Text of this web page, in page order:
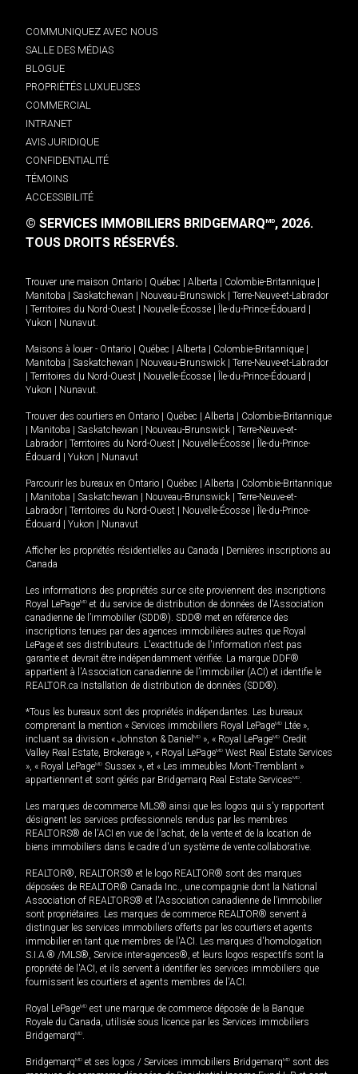
COMMUNIQUEZ AVEC NOUS
SALLE DES MÉDIAS
BLOGUE
PROPRIÉTÉS LUXUEUSES
COMMERCIAL
INTRANET
AVIS JURIDIQUE
CONFIDENTIALITÉ
TÉMOINS
ACCESSIBILITÉ
© SERVICES IMMOBILIERS BRIDGEMARQMD, 2026.
TOUS DROITS RÉSERVÉS.
Trouver une maison Ontario Québec Alberta Colombie-Britannique
Manitoba
Saskatchewan Nouveau-Brunswick
Terre-Neuve-et-Labrador
Territoires du Nord-Ouest Nouvelle-Écosse Île-du-Prince-Édouard
Yukon
Nunavut.
Maisons à louer - Ontario Québec Alberta Colombie-Britannique
Manitoba
Saskatchewan Nouveau-Brunswick
Terre-Neuve-et-Labrador
Territoires du Nord-Ouest Nouvelle-Écosse Île-du-Prince-Édouard
Yukon
Nunavut.
Trouver des courtiers en Ontario Québec Alberta
Colombie-Britannique
Manitoba Saskatchewan Nouveau-Brunswick
Terre-Neuve-et-
Labrador
Territoires du Nord-Ouest Nouvelle-Écosse
Île-du-Prince-
Édouard
Yukon Nunavut
Parcourir les bureaux en Ontario Québec Alberta
Colombie-Britannique
Manitoba Saskatchewan Nouveau-Brunswick
Terre-Neuve-et-
Labrador
Territoires du Nord-Ouest Nouvelle-Écosse
Île-du-Prince-
Édouard
Yukon Nunavut
Afficher les propriétés résidentielles au Canada
Dernières inscriptions au
Canada
Les informations des propriétés sur ce site proviennent des inscriptions
Royal LePageMD et du service de distribution de données de l'Association
canadienne de l’immobilier (SDD®). SDD® met en référence des
inscriptions tenues par des agences immobilières autres que Royal
LePage et ses distributeurs. L'exactitude de l'information n'est pas
garantie et devrait être indépendamment vérifiée. La marque DDF®
appartient à l'Association canadienne de l’immobilier (ACI) et identifie le
REALTOR.ca Installation de distribution de données (SDD®).
*Tous les bureaux sont des propriétés indépendantes. Les bureaux
comprenant la mention « Services immobiliers Royal LePageMD Ltée »,
incluant sa division « Johnston & Daniel MD », « Royal LePageMD Credit
Valley Real Estate, Brokerage », « Royal LePageMD West Real Estate Services
», « Royal LePageMD Sussex », et « Les immeubles Mont-Tremblant »
appartiennent et sont gérés par Bridgemarq Real Estate ServicesMD.
Les marques de commerce MLS® ainsi que les logos qui s'y rapportent
désignent les services professionnels rendus par les membres
REALTORS® de l'ACI en vue de l'achat, de la vente et de la location de
biens immobiliers dans le cadre d'un système de vente collaborative.
REALTOR®, REALTORS® et le logo REALTOR® sont des marques
déposées de REALTOR® Canada Inc., une compagnie dont la National
Association of REALTORS® et l'Association canadienne de l’immobilier
sont propriétaires. Les marques de commerce REALTOR® servent à
distinguer les services immobiliers offerts par les courtiers et agents
immobilier en tant que membres de l'ACI. Les marques d'homologation
S.I.A.® /MLS®, Service inter-agences®, et leurs logos respectifs sont la
propriété de l'ACI, et ils servent à identifier les services immobiliers que
fournissent les courtiers et agents membres de l'ACI.
Royal LePageMD est une marque de commerce déposée de la Banque
Royale du Canada, utilisée sous licence par les Services immobiliers
BridgemarqMD.
BridgemarqMD et ses logos / Services immobiliers BridgemarqMD sont des